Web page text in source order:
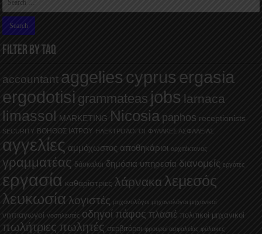
FILTER BY TAQ
accountant aggeliescyprus ergasia
ergodotisi grammateas jobs larnaca
limassol MARKETING Nicosia paphos receptionists
SECURITY ΒΟΗΘΟΣ ΙΑΤΡΟΥ ΗΛΕΚΤΡΟΛΟΓΟΙ ΦΥΛΑΚΕΣ ΑΣΦΑΛΕΙΑΣ
αγγελίες αμμόχωστος αποθηκάριοι αρχιτέκτονας
γραμματέας δάσκαλοι δημόσια υπηρεσία διανομείς εργάτες
εργασία καθαρίστριες λάρνακα λεμεσός
λευκωσία λογιστές μηχανολόγοι μηχανολόγοι μηχανικοί
νηπιαγωγοί νοσηλευτές οδηγοί πάφος πλασιέ πολιτικοί μηχανικοί
πωλήτριες πωλητές σερβιτόροι φρουροί ασφαλείας φύλακες